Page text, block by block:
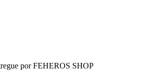
por FEHEROS SHOP